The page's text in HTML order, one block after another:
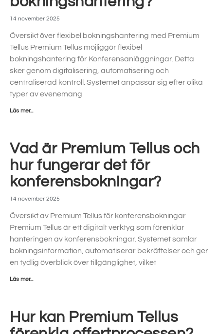
14 november 2025
Översikt över flexibel bokningshantering med Premium
Tellus Premium Tellus möjliggör flexibel
bokningshantering för Konferensanläggningar. Detta
sker genom digitalisering, automatisering och
centraliserad kontroll. Systemet anpassar sig efter olika
typer av evenemang
Läs mer...
Vad är Premium Tellus och
hur fungerar det för
konferensbokningar?
14 november 2025
Översikt av Premium Tellus för konferensbokningar
Premium Tellus är ett digitalt verktyg som förenklar
hanteringen av konferensbokningar. Systemet samlar
bokningsinformation, automatiserar bekräftelser och ger
en tydlig överblick över tillgänglighet, vilket
Läs mer...
Hur kan Premium Tellus